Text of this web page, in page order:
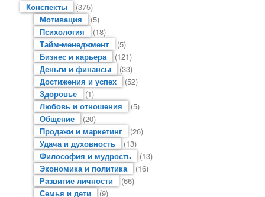
Конспекты
(375)
Мотивация
(5)
Психология
(18)
Тайм-менеджмент
(5)
Бизнес и карьера
(121)
Деньги и финансы
(33)
Достижения и успех
(52)
Здоровье
(1)
Любовь и отношения
(5)
Общение
(20)
Продажи и маркетинг
(26)
Удача и духовность
(13)
Философия и мудрость
(13)
Экономика и политика
(16)
Развитие личности
(66)
Семья и дети
(9)